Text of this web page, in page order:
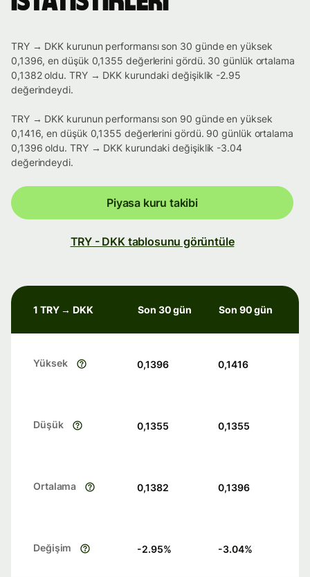
TRY → DKK kurunun performansı son 30 günde en yüksek
0,1396, en düşük 0,1355 değerlerini gördü. 30 günlük ortalama
0,1382 oldu. TRY → DKK kurundaki değişiklik -2.95
değerindeydi.
TRY → DKK kurunun performansı son 90 günde en yüksek
0,1416, en düşük 0,1355 değerlerini gördü. 90 günlük ortalama
0,1396 oldu. TRY → DKK kurundaki değişiklik -3.04
değerindeydi.
Piyasa kuru takibi
TRY - DKK tablosunu görüntüle
1 TRY → DKK Son 30 gün Son 90 gün
Yüksek 0,1396 0,1416
Düşük 0,1355 0,1355
Ortalama 0,1382 0,1396
Değişim -2.95% -3.04%